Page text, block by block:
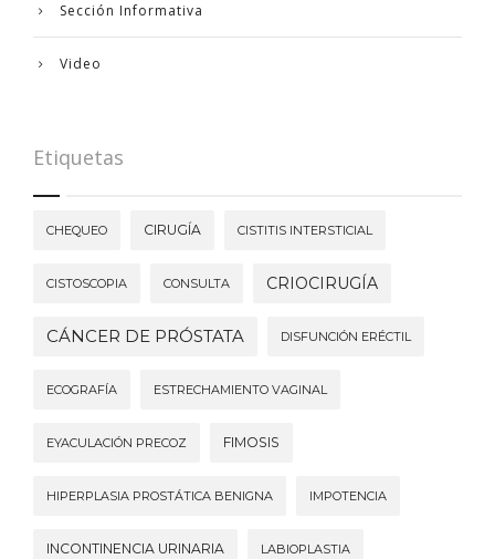
Sección Informativa
Video
Etiquetas
CHEQUEO CIRUGÍA CISTITIS INTERSTICIAL
CISTOSCOPIA CONSULTA CRIOCIRUGÍA
CÁNCER DE PRÓSTATA DISFUNCIÓN ERÉCTIL
ECOGRAFÍA ESTRECHAMIENTO VAGINAL
EYACULACIÓN PRECOZ FIMOSIS
HIPERPLASIA PROSTÁTICA BENIGNA IMPOTENCIA
INCONTINENCIA URINARIA LABIOPLASTIA